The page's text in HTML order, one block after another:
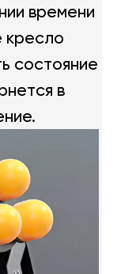
времени
состояние
в